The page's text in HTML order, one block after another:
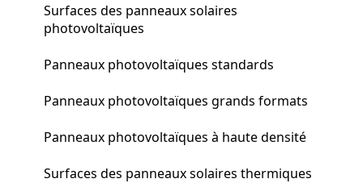
Surfaces des panneaux solaires
photovoltaïques
Panneaux photovoltaïques standards
Panneaux photovoltaïques grands formats
Panneaux photovoltaïques à haute densité
Surfaces des panneaux solaires thermiques